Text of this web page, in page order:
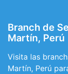
Branch de
Martín, Perú
Visita las
Martín, Perú